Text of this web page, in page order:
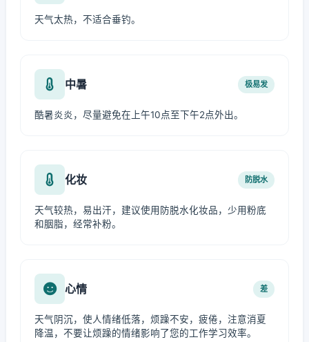
天气太热，不适合垂钓。
中暑 极易发
酷暑炎炎，尽量避免在上午10点至下午2点外出。
化妆 防脱水
天气较热，易出汗，建议使用防脱水化妆品，少用粉底
和胭脂，经常补粉。
心情 差
天气阴沉，使人情绪低落，烦躁不安，疲倦，注意消夏
降温，不要让烦躁的情绪影响了您的工作学习效率。